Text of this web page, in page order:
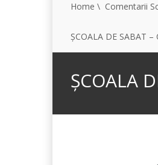
Home \ Comentarii
ȘCOALA DE SABAT
ȘCOALA